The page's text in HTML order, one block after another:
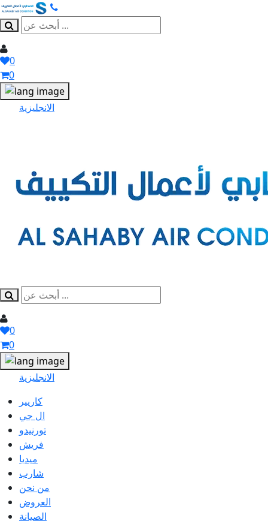
0
0
الانجليزية
0
0
الانجليزية
كاريير
ال جي
تورنيدو
فريش
ميديا
شارب
من نحن
العروض
الصيانة